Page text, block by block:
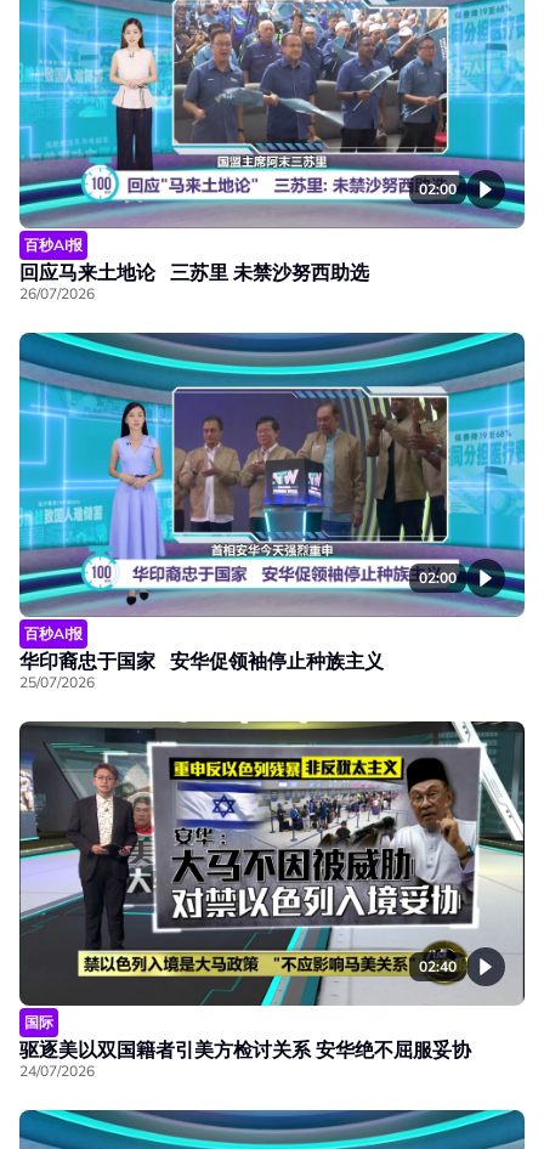
02:00
百秒AI报
回应马来土地论 三苏里 未禁沙努西助选
26/07/2026
02:00
百秒AI报
华印裔忠于国家 安华促领袖停止种族主义
25/07/2026
02:40
国际
驱逐美以双国籍者引美方检讨关系 安华绝不屈服妥协
24/07/2026